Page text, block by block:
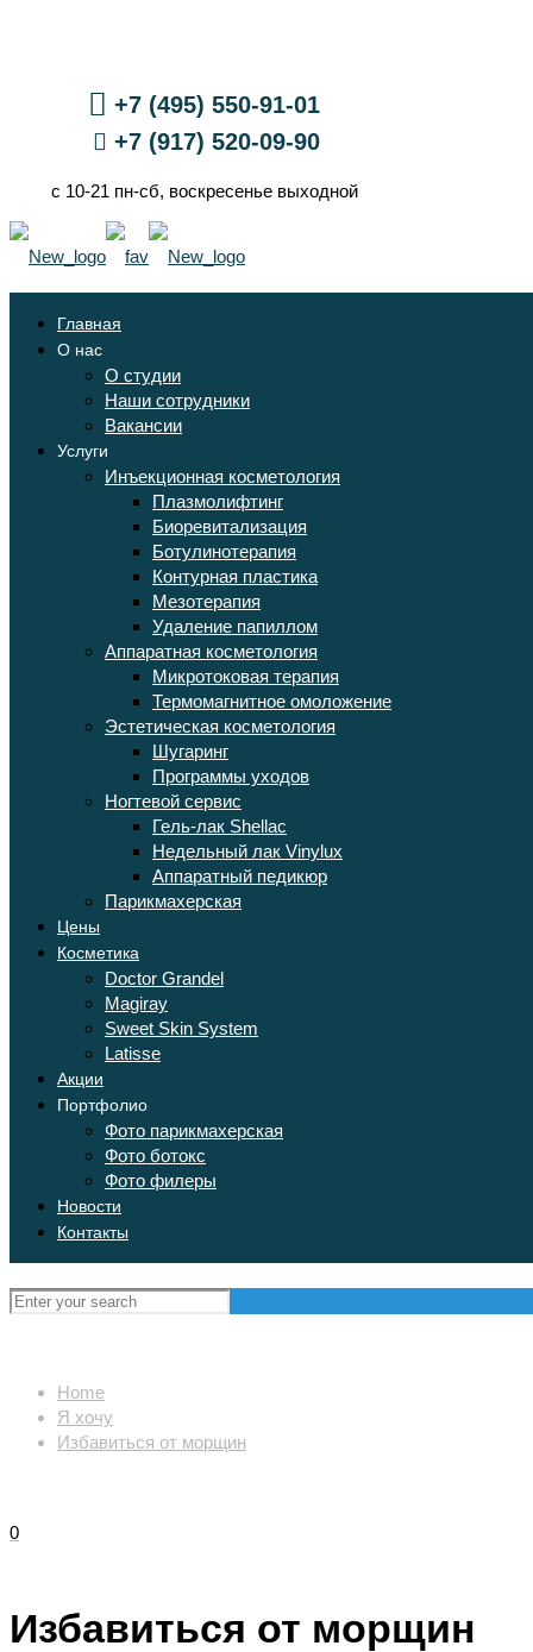
+7 (495) 550-91-01
+7 (917) 520-09-90
с 10-21 пн-сб, воскресенье выходной
Главная
О нас
О студии
Наши сотрудники
Вакансии
Услуги
Инъекционная косметология
Плазмолифтинг
Биоревитализация
Ботулинотерапия
Контурная пластика
Мезотерапия
Удаление папиллом
Аппаратная косметология
Микротоковая терапия
Термомагнитное омоложение
Эстетическая косметология
Шугаринг
Программы уходов
Ногтевой сервис
Гель-лак Shellac
Недельный лак Vinylux
Аппаратный педикюр
Парикмахерская
Цены
Косметика
Doctor Grandel
Magiray
Sweet Skin System
Latisse
Акции
Портфолио
Фото парикмахерская
Фото ботокс
Фото филеры
Новости
Контакты
Home
Я хочу
Избавиться от морщин
0
Избавиться от морщин